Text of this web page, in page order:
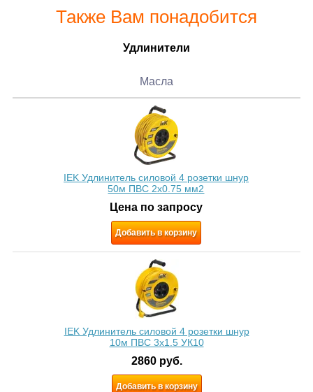
Также Вам понадобится
Удлинители
Масла
IEK Удлинитель силовой 4 розетки шнур
50м ПВС 2х0.75 мм2
Цена по запросу
Добавить в корзину
IEK Удлинитель силовой 4 розетки шнур
10м ПВС 3x1.5 УК10
2860 руб.
Добавить в корзину